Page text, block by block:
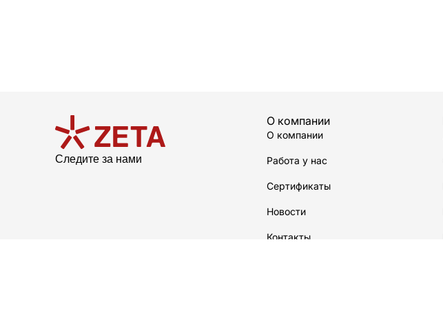
Следите за нами
О компании
О компании
Работа у нас
Сертификаты
Новости
Контакты